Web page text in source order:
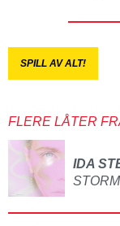
SPILL AV ALT!
FLERE LÅTER
IDA
STORM